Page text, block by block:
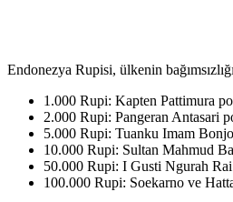
Endonezya Rupisi, ülkenin
1.000 Rupi: Kapten Pattimura
2.000 Rupi: Pangeran Antasari
5.000 Rupi: Tuanku Imam
10.000 Rupi: Sultan Mahmud
50.000 Rupi: I Gusti Ngurah
100.000 Rupi: Soekarno ve